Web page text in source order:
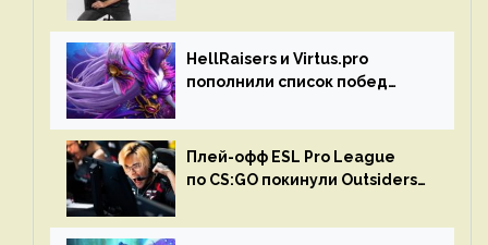
HellRaisers и Virtus.pro
пополнили список побед
Плей-офф ESL Pro League
по CS:GO покинули Outsiders